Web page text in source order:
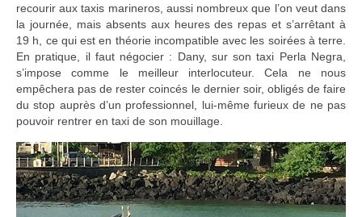
recourir aux taxis marineros, aussi nombreux que l’on veut dans
la journée, mais absents aux heures des repas et s’arrêtant à
19 h, ce qui est en théorie incompatible avec les soirées à terre.
En pratique, il faut négocier : Dany, sur son taxi Perla Negra,
s’impose comme le meilleur interlocuteur. Cela ne nous
empêchera pas de rester coincés le dernier soir, obligés de faire
du stop auprès d’un professionnel, lui-même furieux de ne pas
pouvoir rentrer en taxi de son mouillage.